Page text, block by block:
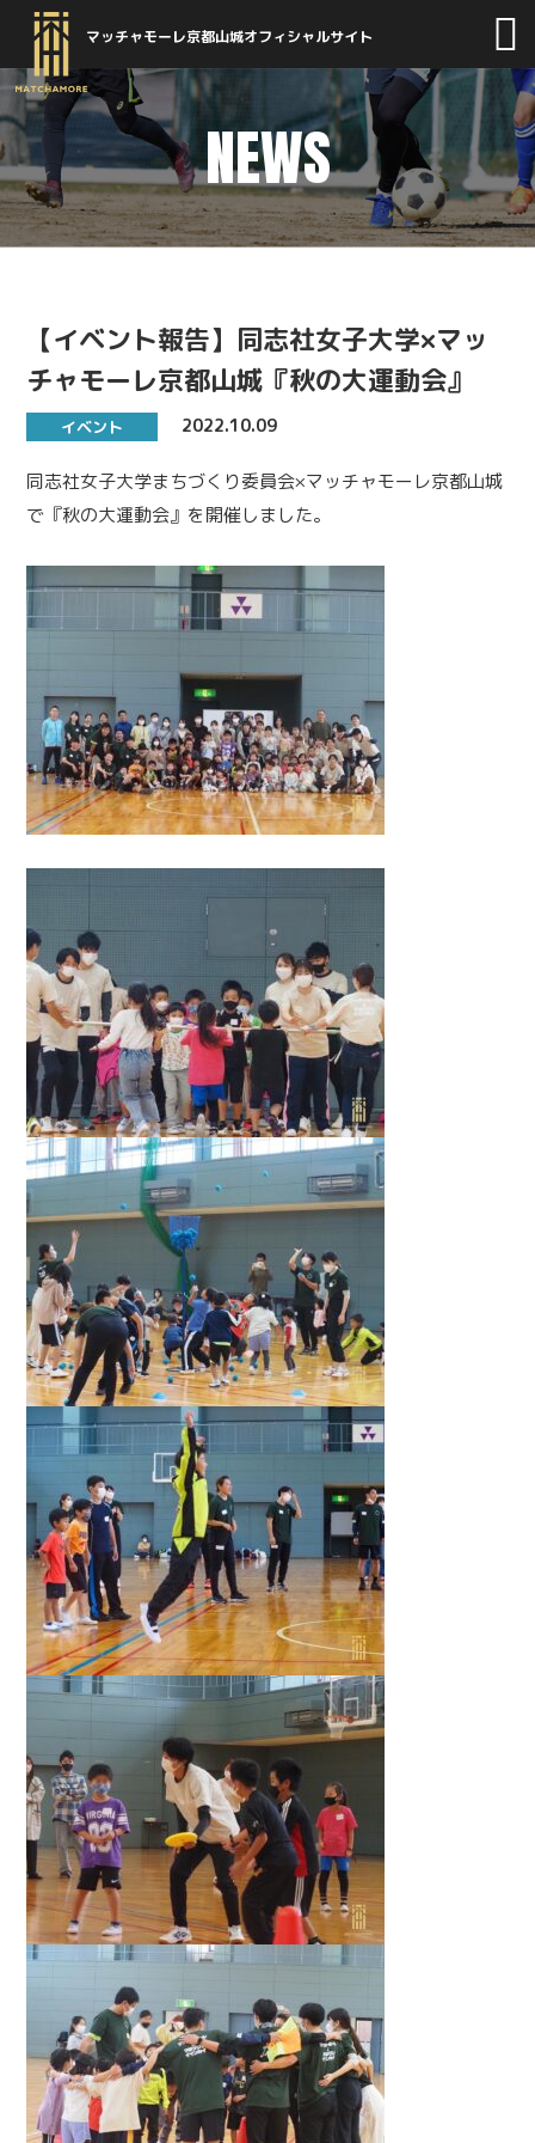
マッチャモーレ京都山城オフィシャルサイト
NEWS
【イベント報告】同志社女子大学×マッ
チャモーレ京都山城『秋の大運動会』
イベント 2022.10.09
同志社女子大学まちづくり委員会×マッチャモーレ京都山城
で『秋の大運動会』を開催しました。